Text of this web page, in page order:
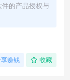
的产品授权与
赚钱 收藏